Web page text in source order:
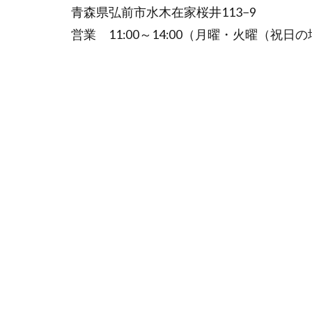
青森県弘前市水木在家桜井113−9
営業 11:00～14:00（月曜・火曜（祝日の